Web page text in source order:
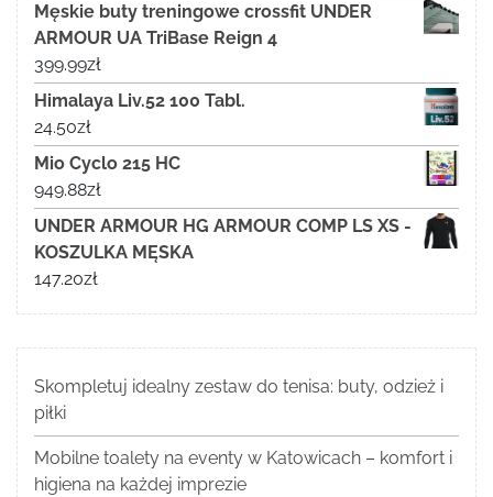
Męskie buty treningowe crossfit UNDER
ARMOUR UA TriBase Reign 4
399.99zł
Himalaya Liv.52 100 Tabl.
24.50zł
Mio Cyclo 215 HC
949.88zł
UNDER ARMOUR HG ARMOUR COMP LS XS -
KOSZULKA MĘSKA
147.20zł
Skompletuj idealny zestaw do tenisa: buty, odzież i
piłki
Mobilne toalety na eventy w Katowicach – komfort i
higiena na każdej imprezie